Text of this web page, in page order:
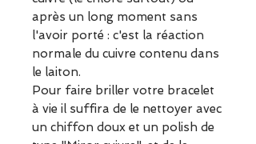
après un long moment sans
l'avoir porté : c'est la réaction
normale du cuivre contenu dans
le laiton.
Pour faire briller votre bracelet
à vie il suffira de le nettoyer avec
un chiffon doux et un polish de